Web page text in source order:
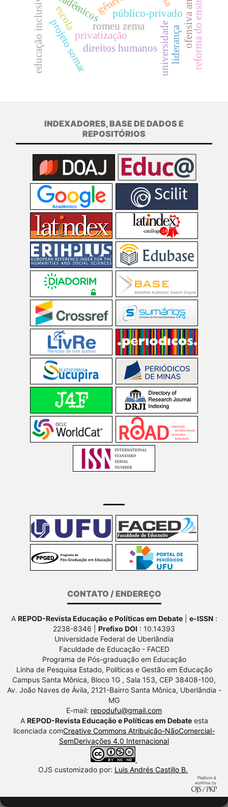
privatização
projeto somar
público-privado
romeu zema universidade
educação inclusiva direitos humanos
escola
liderança
INDEXADORES, BASE DE DADOS E
REPOSITÓRIOS
CONTATO / ENDEREÇO
A REPOD-Revista Educação e Políticas em Debate| e-ISSN:
2238-8346 | Prefixo DOI : 10.14393
Universidade Federal de Uberlândia
Faculdade de Educação - FACED
Programa de Pós-graduação em Educação
Linha de Pesquisa Estado, Políticas e Gestão em Educação
Campus Santa Mônica, Bloco 1G , Sala 153, CEP 38408-100,
Av. João Naves de Ávila, 2121-Bairro Santa Mônica, Uberlândia -
MG
E-mail: repodufu@gmail.com
A REPOD-Revista Educação e Políticas em Debateesta
licenciada comCreative Commons Atribuição-NãoComercial-
SemDerivações 4.0 Internacional
OJS customizado por: Luis Andrés Castillo B.